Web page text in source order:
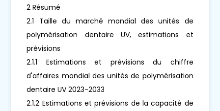
2 Résumé
2.1 Taille du marché mondial des unités de
polymérisation dentaire UV, estimations et
prévisions
2.1.1 Estimations et prévisions du chiffre
d'affaires mondial des unités de polymérisation
dentaire UV 2023-2033
2.1.2 Estimations et prévisions de la capacité de